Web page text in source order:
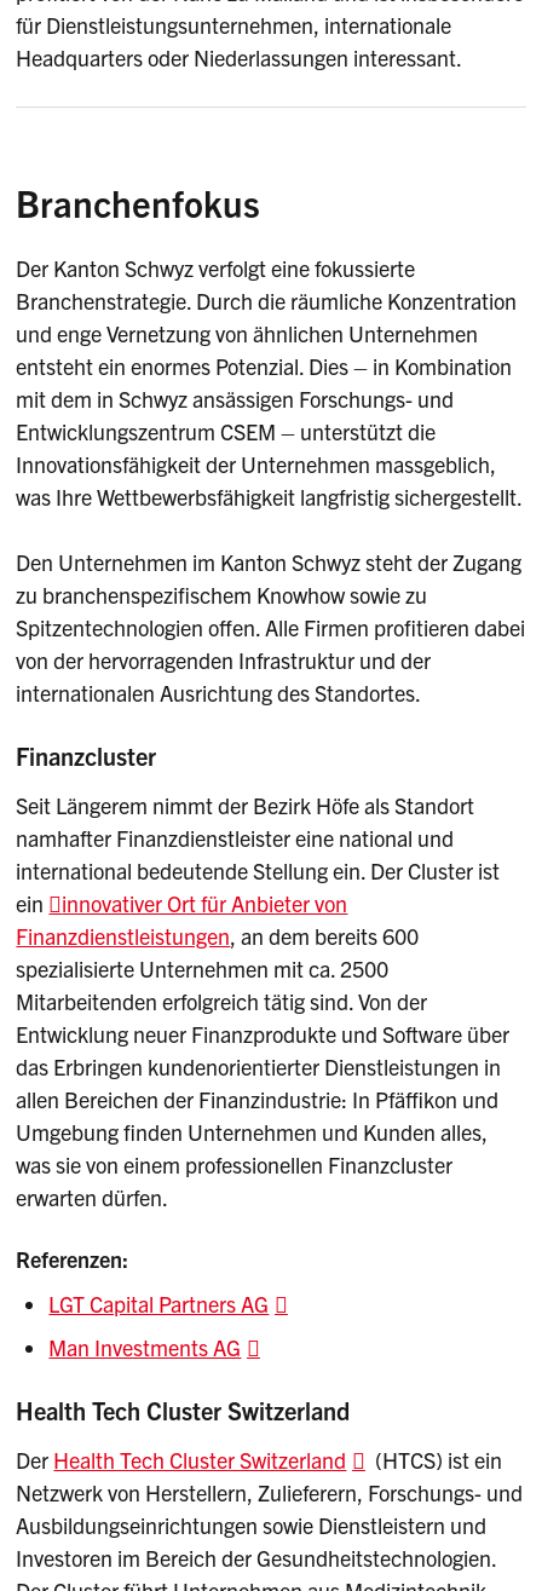
für Dienstleistungsunternehmen, internationale
Headquarters oder Niederlassungen interessant.
Branchenfokus
Der Kanton Schwyz verfolgt eine fokussierte
Branchenstrategie. Durch die räumliche Konzentration
und enge Vernetzung von ähnlichen Unternehmen
entsteht ein enormes Potenzial. Dies – in Kombination
mit dem in Schwyz ansässigen Forschungs- und
Entwicklungszentrum CSEM – unterstützt die
Innovationsfähigkeit der Unternehmen massgeblich,
was Ihre Wettbewerbsfähigkeit langfristig sichergestellt.
Den Unternehmen im Kanton Schwyz steht der Zugang
zu branchenspezifischem Knowhow sowie zu
Spitzentechnologien offen. Alle Firmen profitieren dabei
von der hervorragenden Infrastruktur und der
internationalen Ausrichtung des Standortes.
Finanzcluster
Seit Längerem nimmt der Bezirk Höfe als Standort
namhafter Finanzdienstleister eine national und
international bedeutende Stellung ein. Der Cluster ist
ein
innovativer Ort für Anbieter von
Finanzdienstleistungen, an dem bereits 600
spezialisierte Unternehmen mit ca. 2500
Mitarbeitenden erfolgreich tätig sind. Von der
Entwicklung neuer Finanzprodukte und Software über
das Erbringen kundenorientierter Dienstleistungen in
allen Bereichen der Finanzindustrie: In Pfäffikon und
Umgebung finden Unternehmen und Kunden alles,
was sie von einem professionellen Finanzcluster
erwarten dürfen.
Referenzen:
LGT Capital Partners AG
Man Investments AG
Health Tech Cluster Switzerland
Der Health Tech Cluster Switzerland
(HTCS) ist ein
Netzwerk von Herstellern, Zulieferern, Forschungs- und
Ausbildungseinrichtungen sowie Dienstleistern und
Investoren im Bereich der Gesundheitstechnologien.